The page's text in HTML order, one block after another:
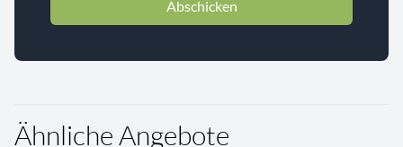
Abschicken
Ähnliche Angebote